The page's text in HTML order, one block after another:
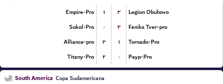
Empire-Pro
۱ ۳
Legion Obuhovo
Sokol-Pro
۰ ۳
Feniks Tver-pro
Alliance-pro
۳ ۱
Tornado-Pro
Titany-Pro
۲ ۰ Payp-Pro
South America Copa Sudamericana